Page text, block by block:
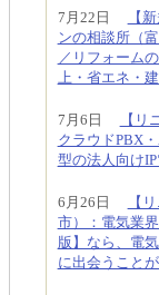
7月22日
【
ンの相談所（
／リフォーム
上・省エネ・
7月6日
【リ
クラウドPBX
型の法人向け
6月26日
【
市）：電気業
版】なら、電
に出会うことが